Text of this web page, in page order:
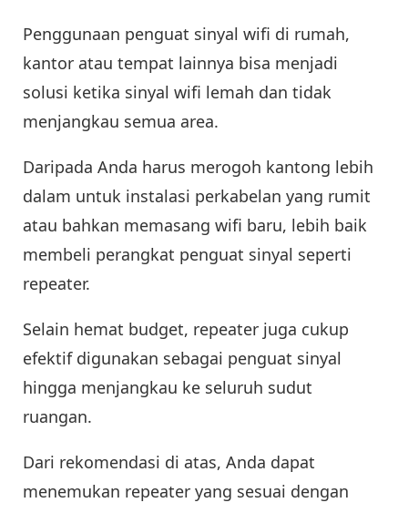
Penggunaan penguat sinyal wifi di rumah,
kantor atau tempat lainnya bisa menjadi
solusi ketika sinyal wifi lemah dan tidak
menjangkau semua area.
Daripada Anda harus merogoh kantong lebih
dalam untuk instalasi perkabelan yang rumit
atau bahkan memasang wifi baru, lebih baik
membeli perangkat penguat sinyal seperti
repeater.
Selain hemat budget, repeater juga cukup
efektif digunakan sebagai penguat sinyal
hingga menjangkau ke seluruh sudut
ruangan.
Dari rekomendasi di atas, Anda dapat
menemukan repeater yang sesuai dengan